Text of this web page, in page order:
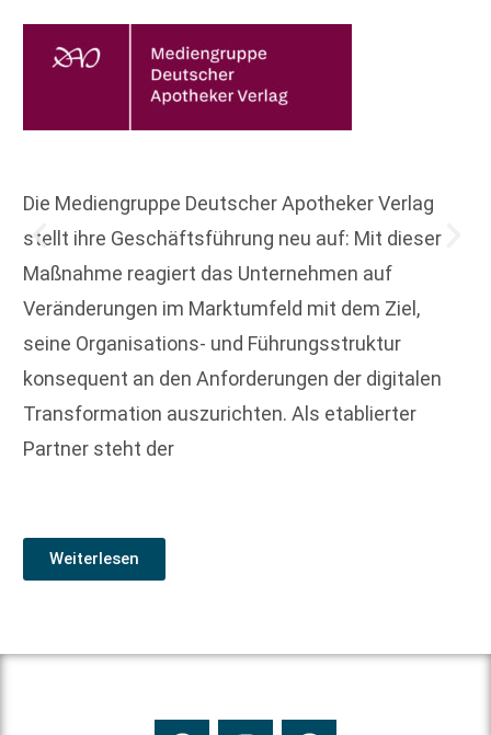
Die Mediengruppe Deutscher Apotheker Verlag
stellt ihre Geschäftsführung neu auf: Mit dieser
Maßnahme reagiert das Unternehmen auf
Veränderungen im Marktumfeld mit dem Ziel,
seine Organisations- und Führungsstruktur
konsequent an den Anforderungen der digitalen
Transformation auszurichten. Als etablierter
Partner steht der
Weiterlesen